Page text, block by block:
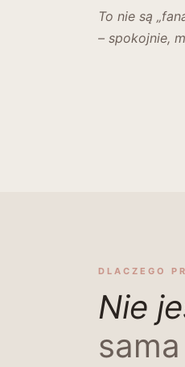
To nie są
– spokojnie,
DLACZEGO
Nie
sama